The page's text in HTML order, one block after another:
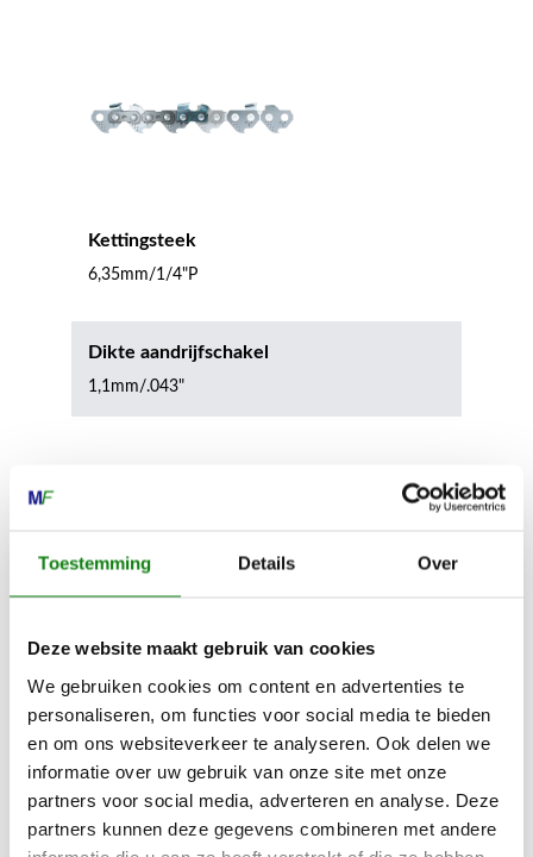
Toestemming Details Over
Deze website maakt gebruik van cookies
We gebruiken cookies om content en advertenties te
personaliseren, om functies voor social media te bieden
en om ons websiteverkeer te analyseren. Ook delen we
informatie over uw gebruik van onze site met onze
partners voor social media, adverteren en analyse. Deze
partners kunnen deze gegevens combineren met andere
Kettingsteek
6,35mm/1/4"P
Dikte aandrijfschakel
1,1mm/.043"
MECHANISATIE FRANEKER
Kiehoek 26
8801 RD Franeker
0517-396800
info@mechanisatiefraneker.nl